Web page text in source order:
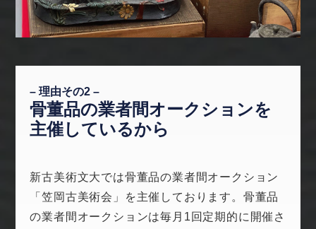
– 理由その2 –
骨董品の業者間オークションを
主催しているから
新古美術文大では骨董品の業者間オークション
「笠岡古美術会」を主催しております。骨董品
の業者間オークションは毎月1回定期的に開催さ